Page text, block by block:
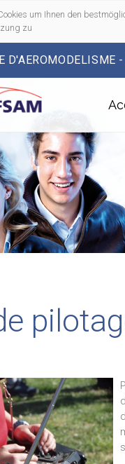
um Ihnen den
zu
D'AEROMODELISME